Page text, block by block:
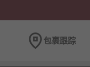
包裹跟踪